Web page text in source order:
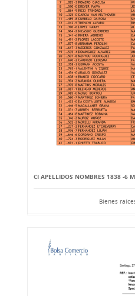
CI APELLIDOS NOMBRES 1838 -6
Bienes